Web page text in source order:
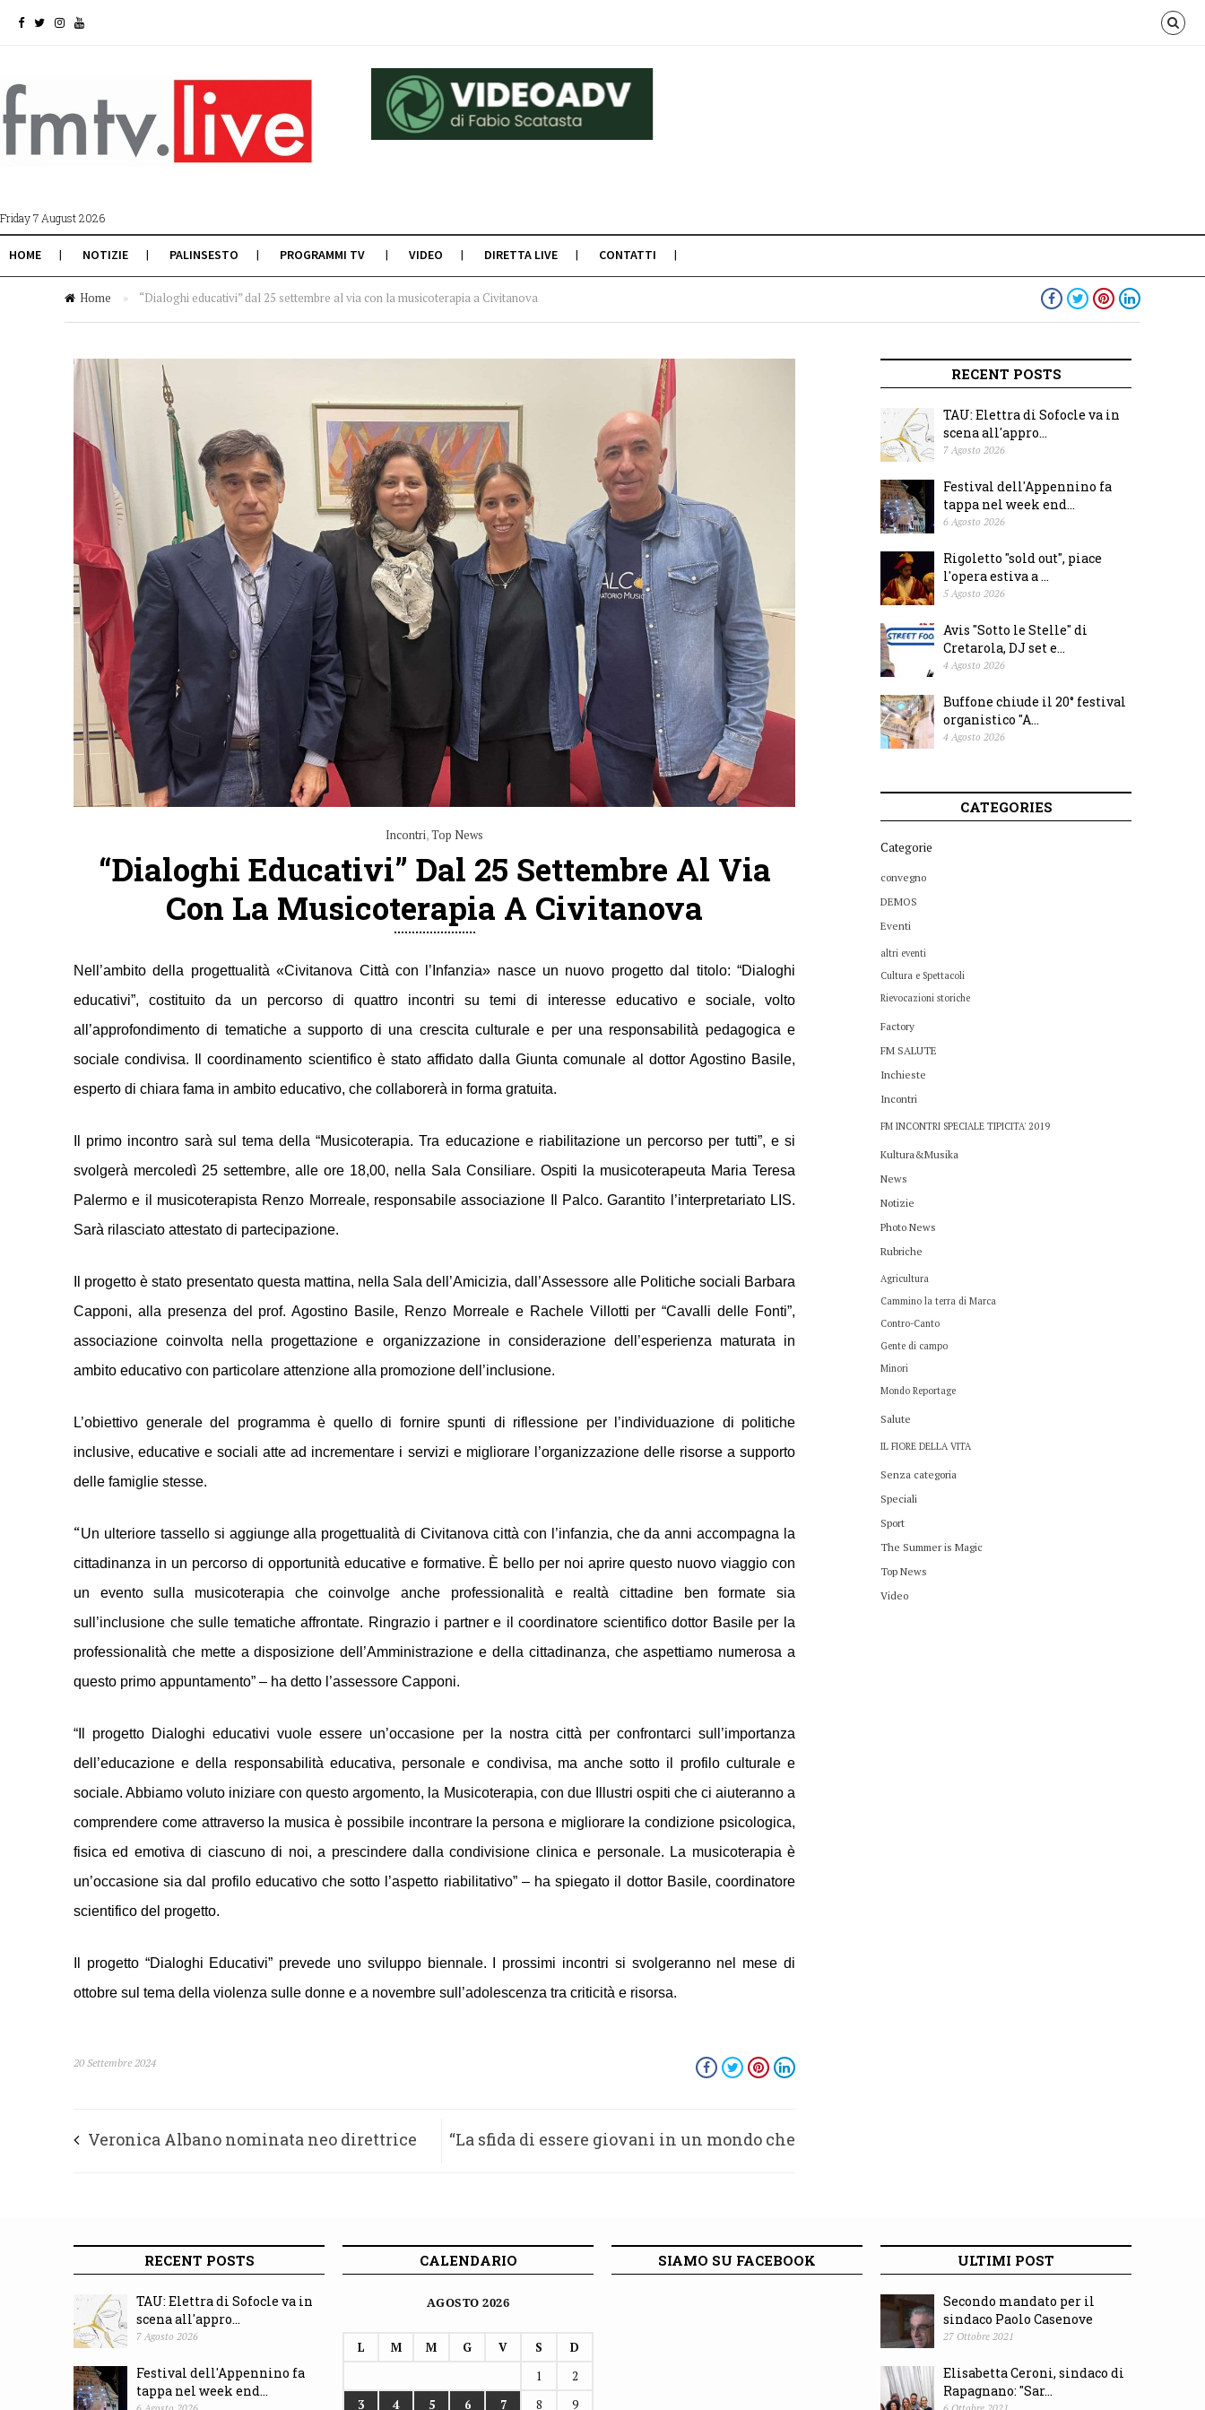
Friday 7 August 2026
HOME NOTIZIE PALINSESTO PROGRAMMI TV VIDEO DIRETTA LIVE CONTATTI
Home » “Dialoghi educativi” dal 25 settembre al via con la musicoterapia a Civitanova
Incontri,Top News
“Dialoghi Educativi” Dal 25 Settembre Al Via
Con La Musicoterapia A Civitanova
Nell’ambito della progettualità «Civitanova Città con l’Infanzia» nasce un nuovo progetto dal titolo: “Dialoghi
educativi”, costituito da un percorso di quattro incontri su temi di interesse educativo e sociale, volto
all’approfondimento di tematiche a supporto di una crescita culturale e per una responsabilità pedagogica e
sociale condivisa.
Il coordinamento scientifico è stato affidato dalla Giunta comunale al dottor Agostino Basile,
esperto di chiara fama in ambito educativo, che collaborerà in forma gratuita.
Il primo incontro sarà sul tema della“Musicoterapia. Tra educazione e riabilitazione un percorso per tutti”, e si
svolgerà mercoledì 25 settembre, alle ore 18,00, nella Sala Consiliare. Ospiti la musicoterapeuta Maria Teresa
Palermo e il musicoterapista Renzo Morreale, responsabile associazione Il Palco. Garantito l’interpretariato LIS.
Sarà rilasciato attestato di partecipazione.
Il progetto è stato presentato questa mattina, nella Sala dell’Amicizia, dall’Assessore alle Politiche sociali Barbara
Capponi, alla presenza del prof. Agostino Basile, Renzo Morrealee Rachele Villotti per “Cavalli delle Fonti”,
associazione coinvolta nella progettazione e organizzazione in considerazione dell’esperienza maturata in
ambito educativo con particolare attenzione alla promozione dell’inclusione.
L’obiettivo generale del programma è quello di fornire spunti di riflessione per l’individuazione di politiche
inclusive, educative e sociali atte ad incrementare i servizi e migliorare l’organizzazione delle risorse a supporto
delle famiglie stesse.
“Un ulteriore tassello si aggiunge alla progettualità di Civitanova città con l’infanzia, che da anni accompagna la
cittadinanza in un percorso di opportunità educative e formative. È bello per noi aprire questo nuovo viaggio con
un evento sulla musicoterapia che coinvolge anche professionalità e realtà cittadine ben formate sia
sull’inclusione che sulle tematiche affrontate. Ringrazio i partner e il coordinatore scientifico dottor Basile per la
professionalità che mette a disposizione dell’Amministrazione e della cittadinanza, che aspettiamo numerosa a
questo primo appuntamento” – ha detto l’assessore Capponi.
“Il progetto Dialoghi educativi vuole essere un’occasione per la nostra città per confrontarci sull’importanza
dell’educazione e della responsabilità educativa, personale e condivisa, ma anche sotto il profilo culturale e
sociale. Abbiamo voluto iniziare con questo argomento, la Musicoterapia, con due Illustri ospiti che ci aiuteranno a
comprendere come attraverso la musica è possibile incontrare la persona e migliorare la condizione psicologica,
fisica ed emotiva di ciascuno di noi, a prescindere dalla condivisione clinica e personale. La musicoterapia è
un’occasione sia dal profilo educativo che sotto l’aspetto riabilitativo” – ha spiegato il dottor Basile, coordinatore
scientifico del progetto.
Il progetto “Dialoghi Educativi” prevede uno sviluppo biennale. I prossimi incontri si svolgeranno nel mese di
ottobre sul tema della violenza sulle donne e a novembre sull’adolescenza tra criticità e risorsa.
20 Settembre 2024
Veronica Albano nominata neo direttrice “La sfida di essere giovani in un mondo che
RECENT POSTS
TAU: Elettra di Sofocle va in
scena all'appro...
7 Agosto 2026
Festival dell'Appennino fa
tappa nel week end...
6 Agosto 2026
Rigoletto "sold out", piace
l'opera estiva a ...
5 Agosto 2026
Avis "Sotto le Stelle" di
Cretarola, DJ set e...
4 Agosto 2026
Buffone chiude il 20° festival
organistico "A...
4 Agosto 2026
CATEGORIES
Categorie
convegno
DEMOS
Eventi
altri eventi
Cultura e Spettacoli
Rievocazioni storiche
Factory
FM SALUTE
Inchieste
Incontri
FM INCONTRI SPECIALE TIPICITA' 2019
Kultura&Musika
News
Notizie
Photo News
Rubriche
Agricultura
Cammino la terra di Marca
Contro-Canto
Gente di campo
Minori
Mondo Reportage
Salute
IL FIORE DELLA VITA
Senza categoria
Speciali
Sport
The Summer is Magic
Top News
Video
RECENT POSTS
TAU: Elettra di Sofocle va in
scena all'appro...
7 Agosto 2026
Festival dell'Appennino fa
tappa nel week end...
CALENDARIO
AGOSTO 2026
L M M G V S
D
1
2
3
4 5 6 7 8 9
SIAMO SU FACEBOOK ULTIMI POST
Secondo mandato per il
sindaco Paolo Casenove
27 Ottobre 2021
Elisabetta Ceroni, sindaco di
Rapagnano: "Sar...